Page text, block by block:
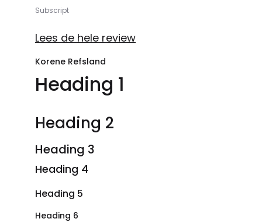
Subscript
Lees de hele review
Korene Refsland
Heading 1
Heading 2
Heading 3
Heading 4
Heading 5
Heading 6